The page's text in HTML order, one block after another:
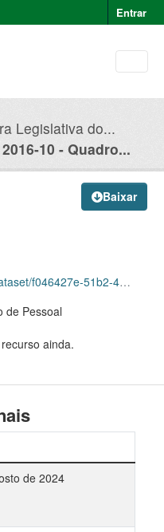
Entrar
Legislativa do...
2016-10 - Quadro...
Baixar
4a2f-accb-adafa86a877d/download/2016-10-quadro-demonstrativo-de-pessoal.pdf
de Pessoal
ainda.
de 2024